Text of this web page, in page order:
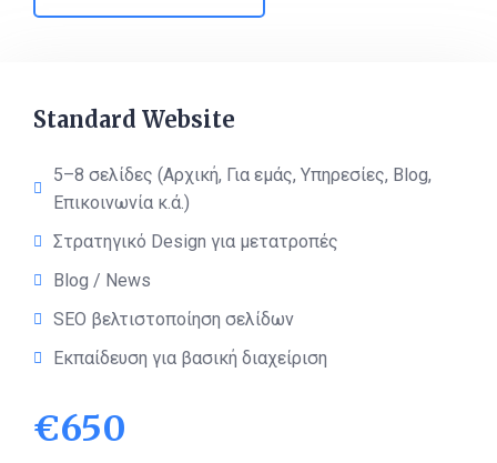
Standard Website
5–8 σελίδες (Αρχική, Για εμάς, Υπηρεσίες, Blog,
Επικοινωνία κ.ά.)
Στρατηγικό Design για μετατροπές
Blog / News
SEO βελτιστοποίηση σελίδων
Εκπαίδευση για βασική διαχείριση
€650